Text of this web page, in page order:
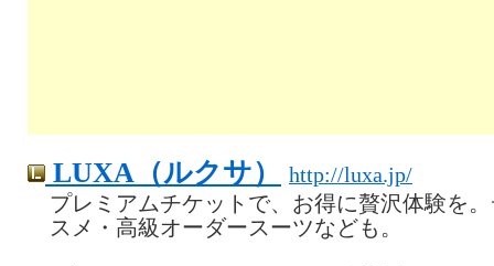
LUXA（ルクサ）
http://luxa.jp/
プレミアムチケットで、お得に贅沢体験を
スメ・高級オーダースーツなども。